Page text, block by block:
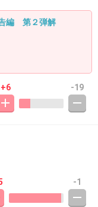
編 第２弾解
+6 -19
-1